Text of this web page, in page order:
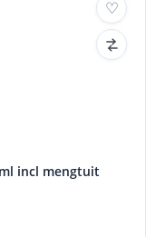
incl mengtuit